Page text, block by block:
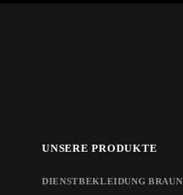
UNSERE PRODUKTE
DIENSTBEKLEIDUNG BRAUN